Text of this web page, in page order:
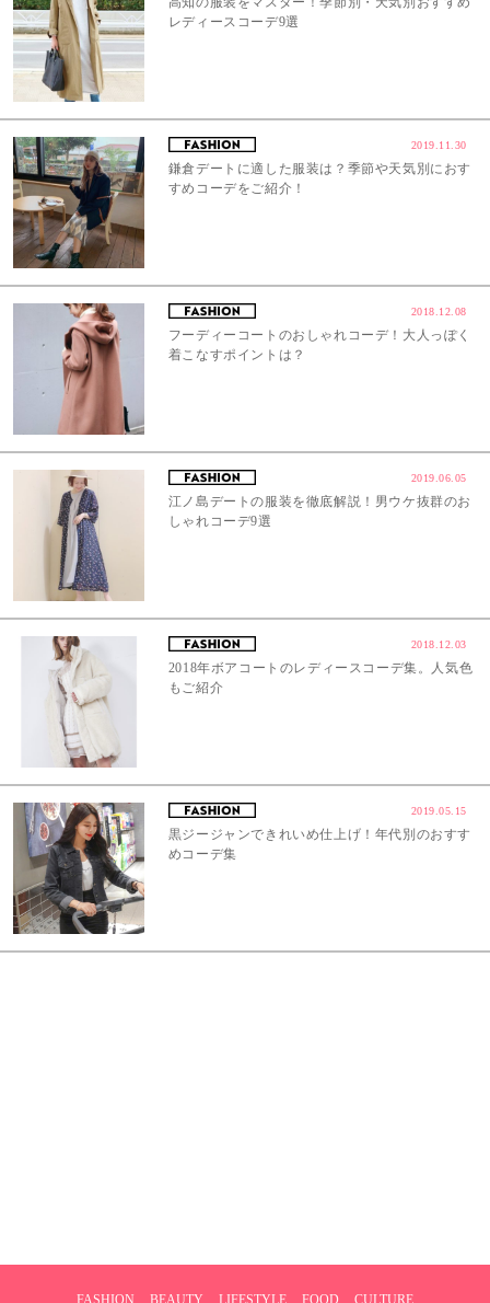
レディースコーデ9選
2019.11.30
鎌倉デートに適した服装は？季節や天気別におす
すめコーデをご紹介！
2018.12.08
フーディーコートのおしゃれコーデ！大人っぽく
着こなすポイントは？
2019.06.05
江ノ島デートの服装を徹底解説！男ウケ抜群のお
しゃれコーデ9選
2018.12.03
2018年ボアコートのレディースコーデ集。人気色
もご紹介
2019.05.15
黒ジージャンできれいめ仕上げ！年代別のおすす
めコーデ集
FASHION BEAUTY LIFESTYLE FOOD CULTURE